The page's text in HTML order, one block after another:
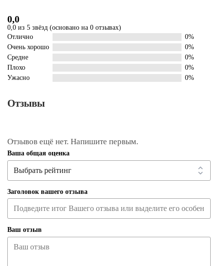
0,0
0,0 из 5 звёзд (основано на 0 отзывах)
Отлично
0%
Очень хорошо
0%
Средне
0%
Плохо
0%
Ужасно
0%
Отзывы
Отзывов ещё нет. Напишите первым.
Ваша общая оценка
Заголовок вашего отзыва
Ваш отзыв